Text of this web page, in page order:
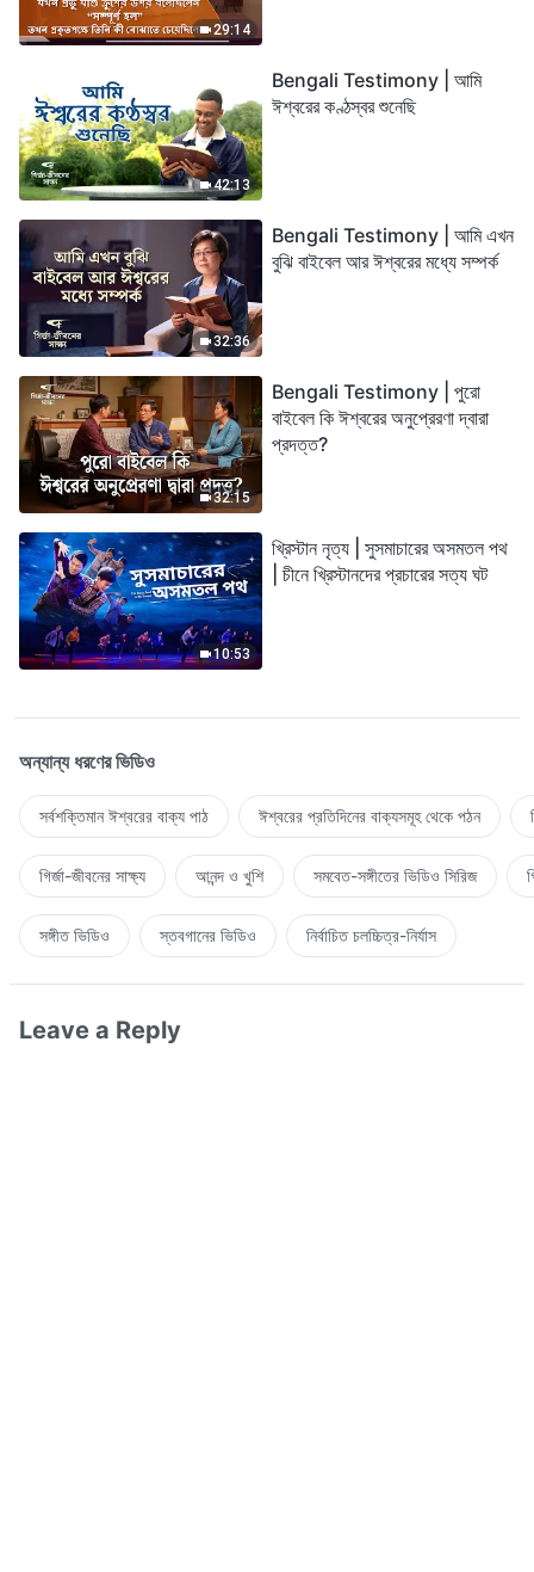
29:14
42:13
Bengali Testimony | আমি
ঈশ্বরের কণ্ঠস্বর শুনেছি
32:36
Bengali Testimony | আমি এখন
বুঝি বাইবেল আর ঈশ্বরের মধ্যে সম্পর্ক
32:15
Bengali Testimony | পুরো
বাইবেল কি ঈশ্বরের অনুপ্রেরণা দ্বারা
প্রদত্ত?
10:53
খ্রিস্টান নৃত্য | সুসমাচারের অসমতল পথ
| চীনে খ্রিস্টানদের প্রচারের সত্য ঘট
অন্যান্য ধরণের ভিডিও
সর্বশক্তিমান ঈশ্বরের বাক্য পাঠ ঈশ্বরের প্রতিদিনের বাক্যসমূহ থেকে পঠন
গির্জা-জীবনের সাক্ষ্য আনন্দ ও খুশি সমবেত-সঙ্গীতের ভিডিও সিরিজ
সঙ্গীত ভিডিও স্তবগানের ভিডিও নির্বাচিত চলচ্চিত্র-নির্যাস
Leave a Reply